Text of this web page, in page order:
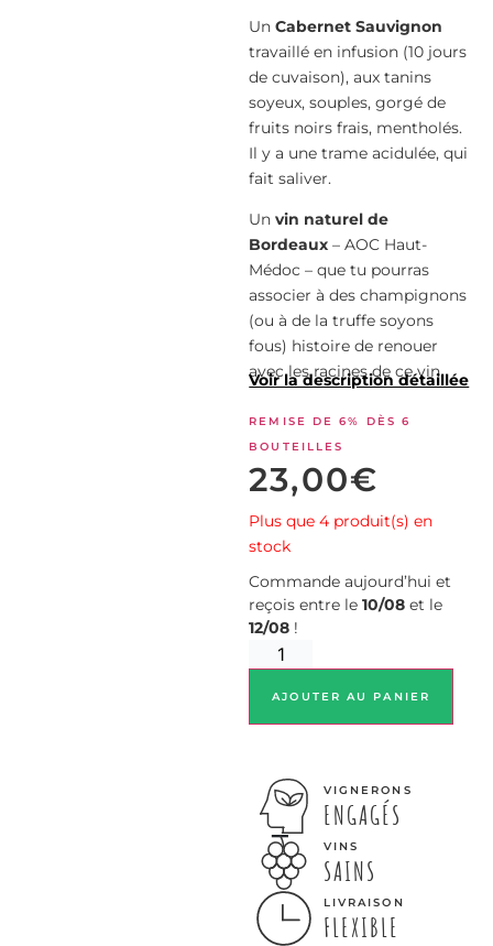
Un Cabernet Sauvignon
travaillé en infusion (10 jours
de cuvaison), aux tanins
soyeux, souples, gorgé de
fruits noirs frais, mentholés.
Il y a une trame acidulée, qui
fait saliver.
Unvin naturel de
Bordeaux – AOC Haut-
Médoc – que tu pourras
associer à des champignons
(ou à de la truffe soyons
fous) histoire de renouer
avec les racines de ce vin.
Voir la description détaillée
REMISE DE 6% DÈS 6
BOUTEILLES
23,00€
Plus que 4 produit(s) en
stock
Commande aujourd’hui et
reçois entre le10/08 et le
12/08 !
AJOUTER AU PANIER
VIGNERONS
ENGAGÉS
VINS
SAINS
LIVRAISON
FLEXIBLE